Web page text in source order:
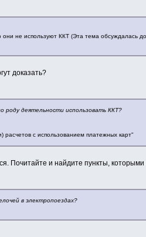
не используют ККТ (Эта тема обсуждалась
доказать?
роду деятельности использовать ККТ?
с использованием платежных карт"
Почитайте и найдите пункты,
в электропоездах?